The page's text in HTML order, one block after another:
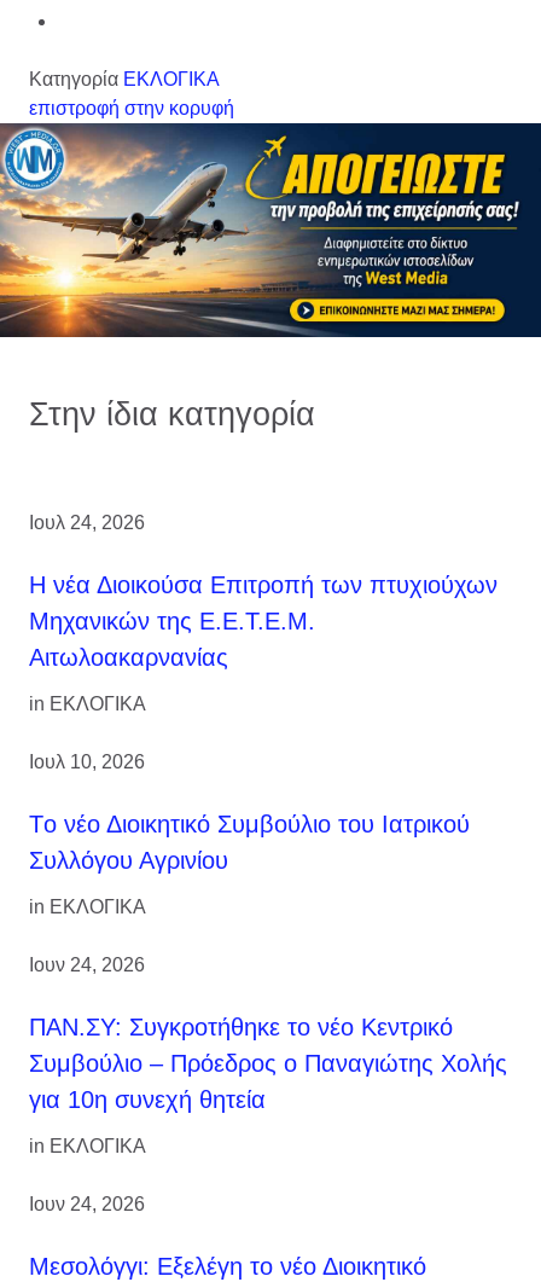
Κατηγορία ΕΚΛΟΓΙΚΑ
επιστροφή στην κορυφή
Στην ίδια κατηγορία
Ιουλ 24, 2026
H νέα Διοικούσα Επιτροπή των πτυχιούχων
Μηχανικών της Ε.Ε.Τ.Ε.Μ.
Αιτωλοακαρνανίας
in ΕΚΛΟΓΙΚΑ
Ιουλ 10, 2026
Tο νέο Διοικητικό Συμβούλιο του Ιατρικού
Συλλόγου Αγρινίου
in ΕΚΛΟΓΙΚΑ
Ιουν 24, 2026
ΠΑΝ.ΣΥ: Συγκροτήθηκε το νέο Κεντρικό
Συμβούλιο – Πρόεδρος ο Παναγιώτης Χολής
για 10η συνεχή θητεία
in ΕΚΛΟΓΙΚΑ
Ιουν 24, 2026
Μεσολόγγι: Εξελέγη το νέο Διοικητικό